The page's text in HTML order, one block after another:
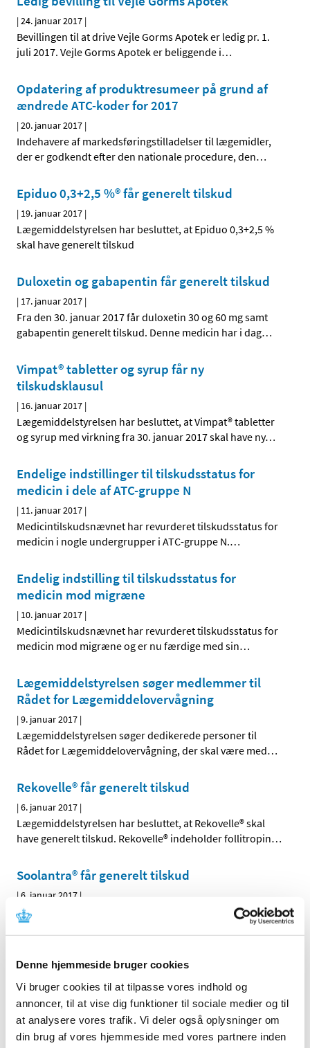
Denne hjemmeside bruger cookies
Vi bruger cookies til at tilpasse vores indhold og
annoncer, til at vise dig funktioner til sociale medier og til
at analysere vores trafik. Vi deler også oplysninger om
din brug af vores hjemmeside med vores partnere inden
|24. januar 2017 |
Bevillingen til at drive Vejle Gorms Apotek er ledig pr. 1.
juli 2017. Vejle Gorms Apotek er beliggende i…
Opdatering af produktresumeer på grund af
ændrede ATC-koder for 2017
|20. januar 2017 |
Indehavere af markedsføringstilladelser til lægemidler,
der er godkendt efter den nationale procedure, den…
Epiduo 0,3+2,5 %® får generelt tilskud
| 19. januar 2017 |
Lægemiddelstyrelsen har besluttet, at Epiduo 0,3+2,5 %
skal have generelt tilskud
Duloxetin og gabapentin får generelt tilskud
| 17. januar 2017 |
Fra den 30. januar 2017 får duloxetin 30 og 60 mg samt
gabapentin generelt tilskud. Denne medicin har i dag…
Vimpat® tabletter og syrup får ny
tilskudsklausul
| 16. januar 2017 |
Lægemiddelstyrelsen har besluttet, at Vimpat® tabletter
og syrup med virkning fra 30. januar 2017 skal have ny…
Endelige indstillinger til tilskudsstatus for
medicin i dele af ATC-gruppe N
| 11. januar 2017 |
Medicintilskudsnævnet har revurderet tilskudsstatus for
medicin i nogle undergrupper i ATC-gruppe N.…
Endelig indstilling til tilskudsstatus for
medicin mod migræne
| 10. januar 2017 |
Medicintilskudsnævnet har revurderet tilskudsstatus for
medicin mod migræne og er nu færdige med sin…
Lægemiddelstyrelsen søger medlemmer til
Rådet for Lægemiddelovervågning
|9. januar 2017 |
Lægemiddelstyrelsen søger dedikerede personer til
Rådet for Lægemiddelovervågning, der skal være med…
Rekovelle® får generelt tilskud
|6. januar 2017 |
Lægemiddelstyrelsen har besluttet, at Rekovelle® skal
have generelt tilskud. Rekovelle® indeholder follitropin…
Soolantra® får generelt tilskud
|6. januar 2017 |
Lægemiddelstyrelsen har besluttet, at Soolantra® skal
have generelt tilskud med virkning fra 16. januar 2017.…
Xultophy får generelt klausuleret tilskud
|5. januar 2017|
Lægemiddelstyrelsen har besluttet, at Xultophy skal have
generelt klausuleret tilskud med virkning fra 16. januar